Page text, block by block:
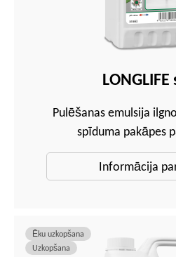
Pulēšanas emulsija
spīduma pakāpes
Informācija
Ēku uzkopšana
Uzkopšana